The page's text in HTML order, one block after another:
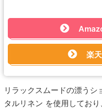
楽
リラックスムードの漂うシ
タルリネン を使用してお